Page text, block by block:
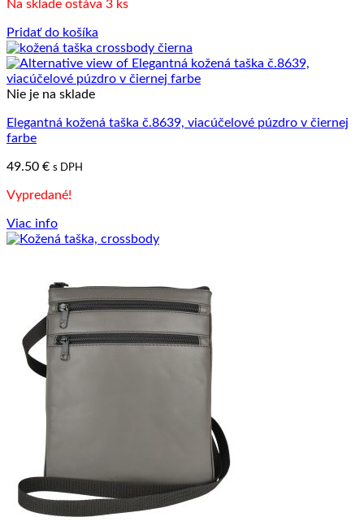
Na sklade ostáva 3 ks
Pridať do košíka
Nie je na sklade
Elegantná kožená taška č.8639, viacúčelové púzdro v čiernej
farbe
49.50 € s DPH
Vypredané!
Viac info